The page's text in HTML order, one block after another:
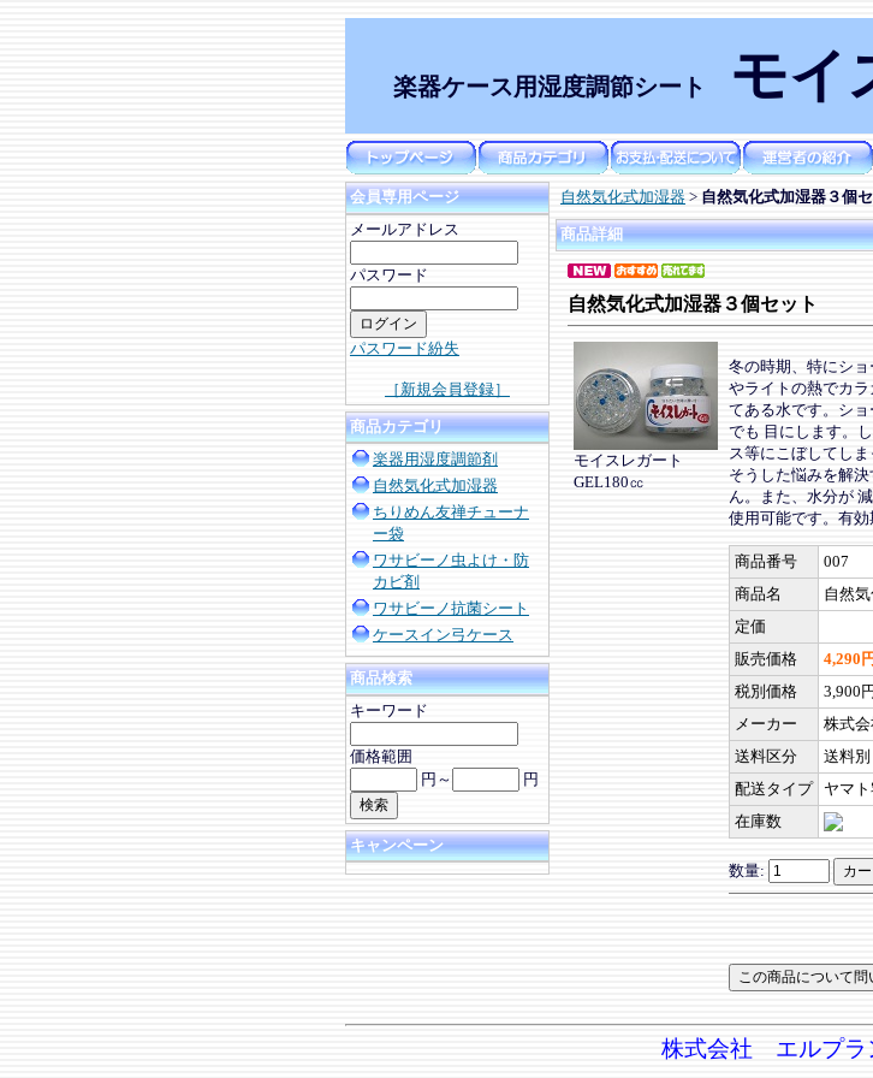
楽器ケース用湿度調節シート モイ
会員専用ページ
メールアドレス
パスワード
パスワード紛失
［新規会員登録］
商品カテゴリ
楽器用湿度調節剤
自然気化式加湿器
ちりめん友禅チューナ
ー袋
ワサビーノ虫よけ・防
カビ剤
ワサビーノ抗菌シート
ケースイン弓ケース
商品検索
キーワード
価格範囲
円～
円
キャンペーン
自然気化式加湿器 > 自然気化式加湿器３個
商品詳細
自然気化式加湿器３個セット
モイスレガート
GEL180㏄
冬の時期、特にシ
やライトの熱でカ
てある水です。シ
でも 目にします。
ス等にこぼしてし
そうした悩みを解
ん。また、水分が
使用可能です。有効
商品番号
007
商品名
自然
定価
販売価格
4,290
税別価格
3,900
メーカー
株式
送料区分
送料別
配送タイプ
ヤマ
在庫数
数量:
株式会社 エルプラ